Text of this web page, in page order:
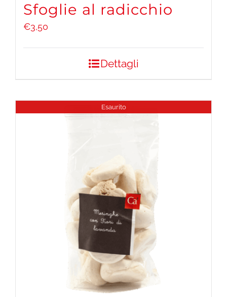
Sfoglie al radicchio
€3,50
Dettagli
Esaurito